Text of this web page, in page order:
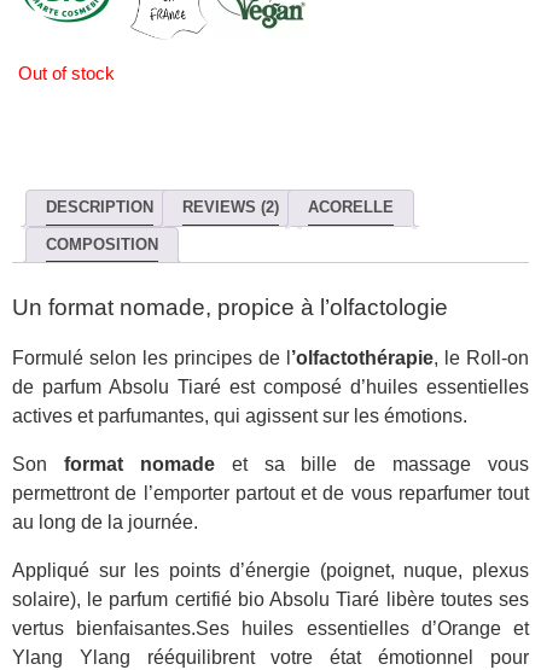
Out of stock
DESCRIPTION REVIEWS (2) ACORELLE
COMPOSITION
Un format nomade, propice à l’olfactologie
Formulé selon les principes de l ’olfactothérapie, le Roll-on
de parfum Absolu Tiaré est composé d’huiles essentielles
actives et parfumantes, qui agissent sur les émotions.
Son format nomadeet sa bille de massage vous
permettront de l’emporter partout et de vous reparfumer tout
au long de la journée.
Appliqué sur les points d’énergie (poignet, nuque, plexus
solaire), le parfum certifié bio Absolu Tiaré libère toutes ses
vertus bienfaisantes.Ses huiles essentielles d’Orange et
Ylang Ylang rééquilibrent votre état émotionnel pour